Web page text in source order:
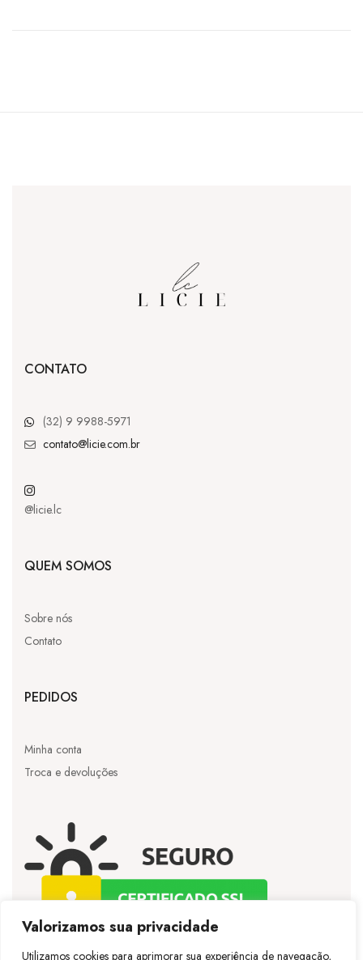
Valorizamos sua privacidade
Utilizamos cookies para aprimorar sua experiência de navegação,
CONTATO
(32) 9 9988-5971
contato@licie.com.br
@licie.lc
QUEM SOMOS
Sobre nós
Contato
PEDIDOS
Minha conta
Troca e devoluções